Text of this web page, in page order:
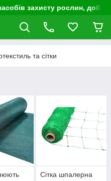
захисту рослин,
та сітки
Сітка шпалерна